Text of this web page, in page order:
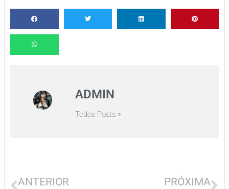
ADMIN
Todos Posts »
ANTERIOR PRÓXIMA